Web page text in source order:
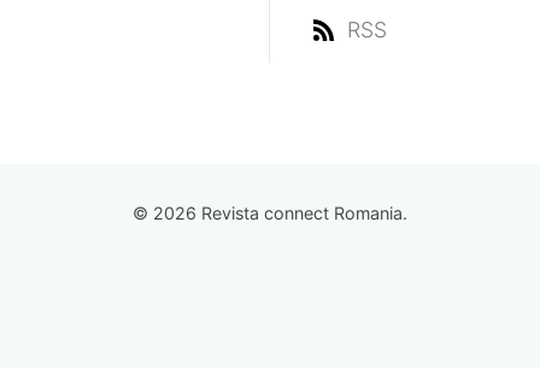
RSS
© 2026 Revista connect Romania.